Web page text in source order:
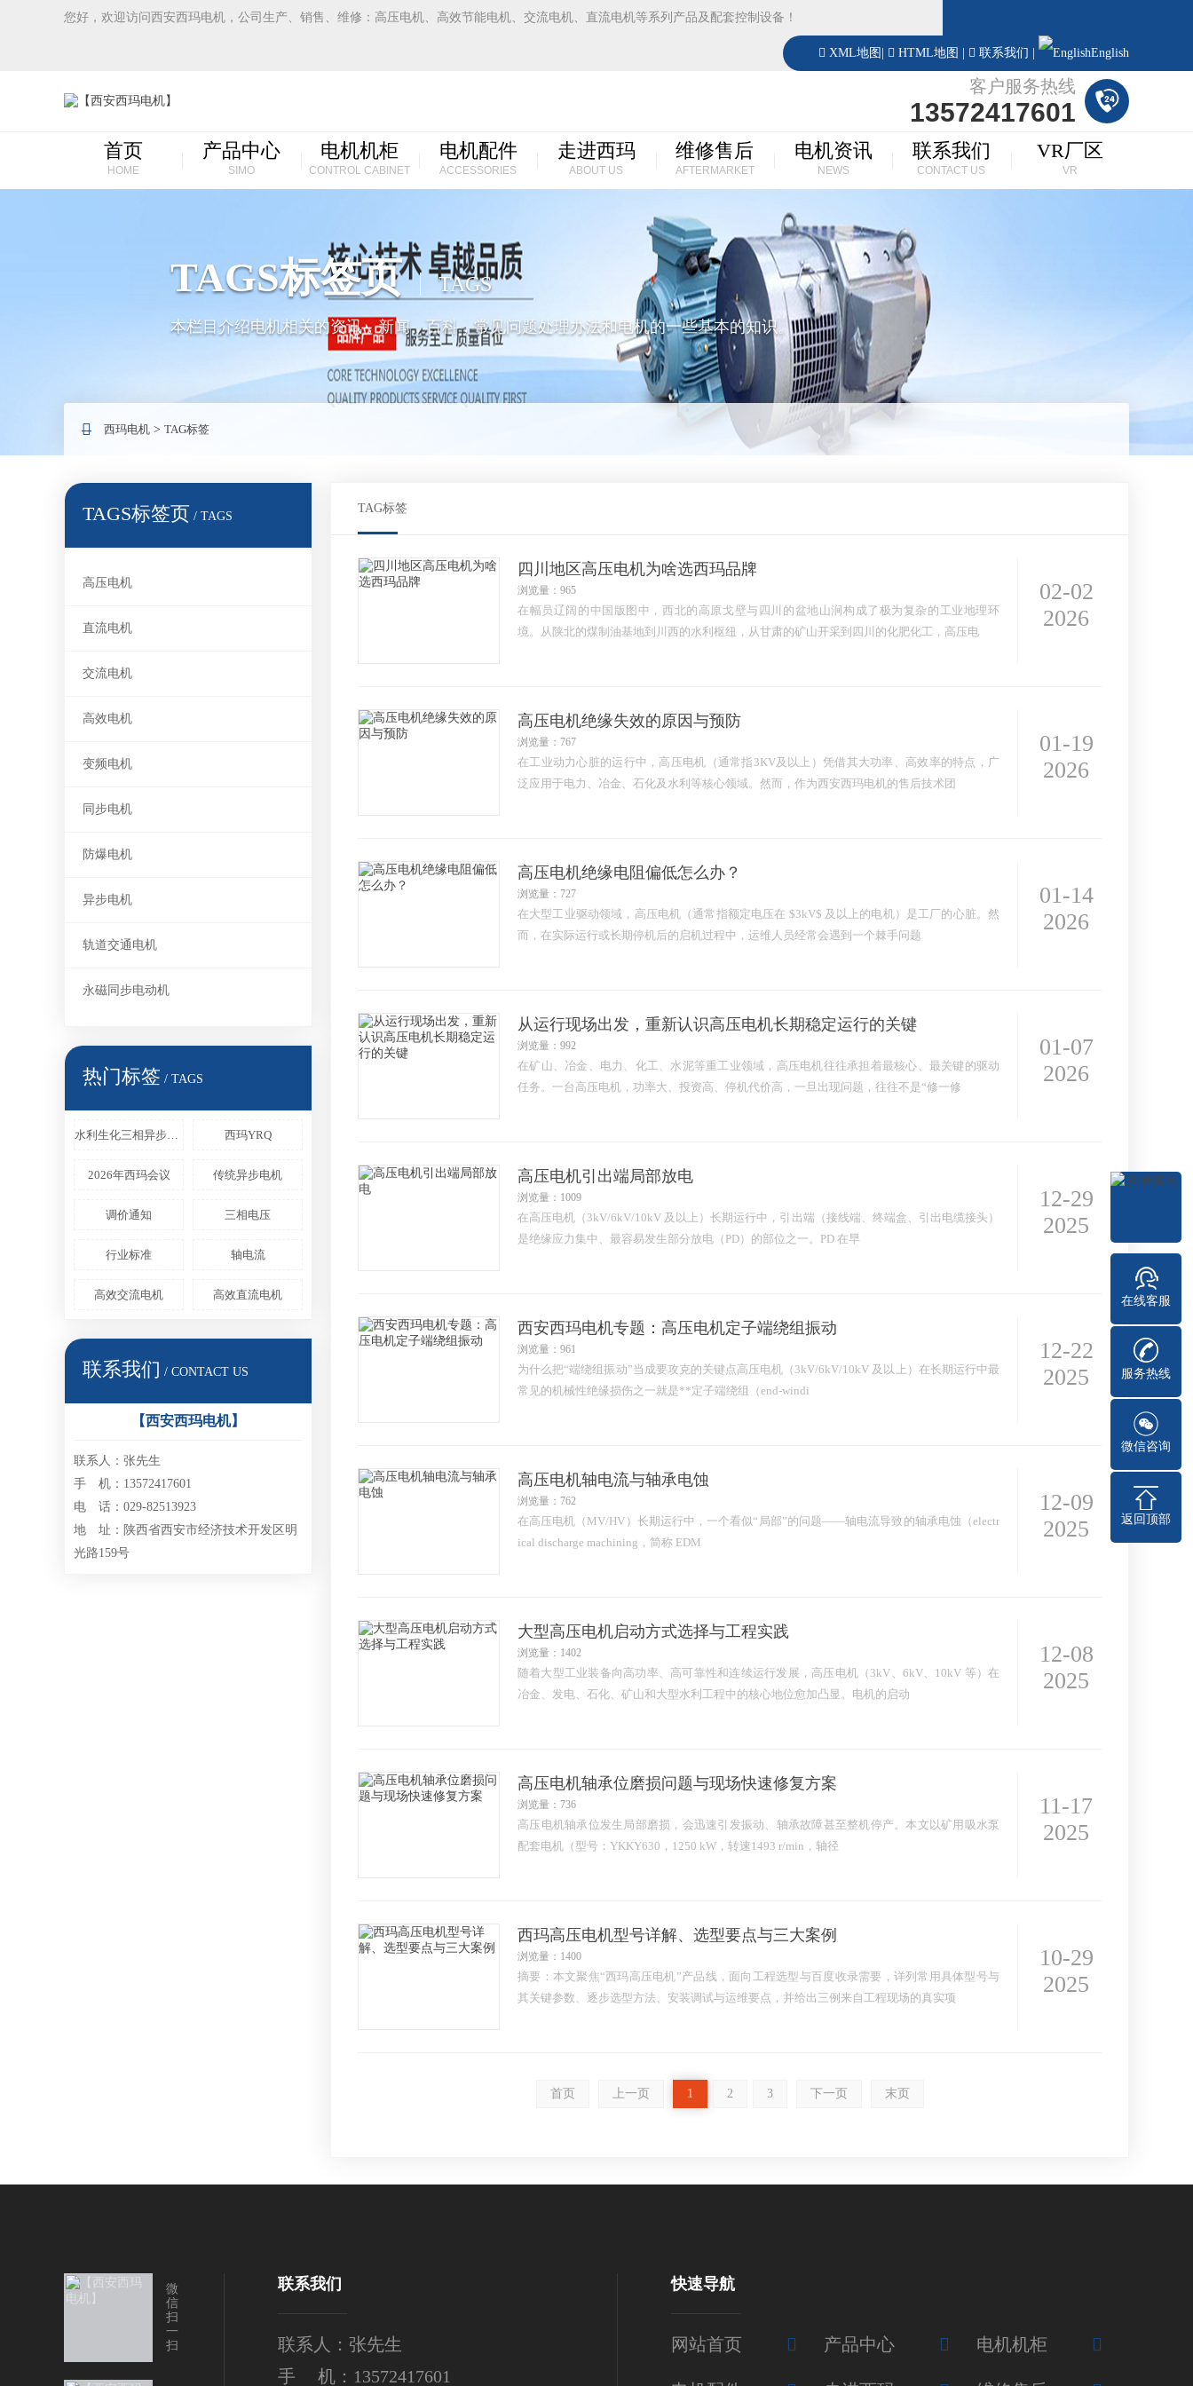
您好，欢迎访问西安西玛电机，公司生产、销售、维修：高压电机、高效节能电机、交流电机、直流电机等系列产品及配套控制设备！
XML地图 HTML地图 联系我们 English
客户服务热线
13572417601
首页
HOME
产品中心
SIMO
电机机柜
CONTROL CABINET
电机配件
ACCESSORIES
走进西玛
ABOUT US
维修售后
AFTERMARKET
电机资讯
NEWS
联系我们
CONTACT US
VR厂区
VR
TAGS标签页 TAGS
本栏目介绍电机相关的资讯，新闻，百科，常见问题处理办法和电机的一些基本的知识。
西玛电机 > TAG标签
TAGS标签页 / TAGS
高压电机
直流电机
交流电机
高效电机
变频电机
同步电机
防爆电机
异步电机
轨道交通电机
永磁同步电动机
热门标签 / TAGS
水利生化三相异步电机 西玛YRQ
2026年西玛会议 传统异步电机
调价通知 三相电压
行业标准 轴电流
高效交流电机 高效直流电机
联系我们 / CONTACT US
【西安西玛电机】
联系人：张先生
手 机：13572417601
电 话：029-82513923
地 址：陕西省西安市经济技术开发区明
光路159号
TAG标签
四川地区高压电机为啥选西玛品牌
浏览量：965
在幅员辽阔的中国版图中，西北的高原戈壁与四川的盆地山涧构成了极为复杂的工业地理环
境。从陕北的煤制油基地到川西的水利枢纽，从甘肃的矿山开采到四川的化肥化工，高压电
02-02
2026
高压电机绝缘失效的原因与预防
浏览量：767
在工业动力心脏的运行中，高压电机（通常指3KV及以上）凭借其大功率、高效率的特点，广
泛应用于电力、冶金、石化及水利等核心领域。然而，作为西安西玛电机的售后技术团
01-19
2026
高压电机绝缘电阻偏低怎么办？
浏览量：727
在大型工业驱动领域，高压电机（通常指额定电压在 $3kV$ 及以上的电机）是工厂的心脏。然
而，在实际运行或长期停机后的启机过程中，运维人员经常会遇到一个棘手问题
01-14
2026
从运行现场出发，重新认识高压电机长期稳定运行的关键
浏览量：992
在矿山、冶金、电力、化工、水泥等重工业领域，高压电机往往承担着最核心、最关键的驱动
任务。一台高压电机，功率大、投资高、停机代价高，一旦出现问题，往往不是“修一修
01-07
2026
高压电机引出端局部放电
浏览量：1009
在高压电机（3kV/6kV/10kV 及以上）长期运行中，引出端（接线端、终端盒、引出电缆接头）
是绝缘应力集中、最容易发生部分放电（PD）的部位之一。PD 在早
12-29
2025
西安西玛电机专题：高压电机定子端绕组振动
浏览量：961
为什么把“端绕组振动”当成要攻克的关键点高压电机（3kV/6kV/10kV 及以上）在长期运行中最
常见的机械性绝缘损伤之一就是**定子端绕组（end-windi
12-22
2025
高压电机轴电流与轴承电蚀
浏览量：762
在高压电机（MV/HV）长期运行中，一个看似“局部”的问题——轴电流导致的轴承电蚀（electr
ical discharge machining，简称 EDM
12-09
2025
大型高压电机启动方式选择与工程实践
浏览量：1402
随着大型工业装备向高功率、高可靠性和连续运行发展，高压电机（3kV、6kV、10kV 等）在
冶金、发电、石化、矿山和大型水利工程中的核心地位愈加凸显。电机的启动
12-08
2025
高压电机轴承位磨损问题与现场快速修复方案
浏览量：736
高压电机轴承位发生局部磨损，会迅速引发振动、轴承故障甚至整机停产。本文以矿用吸水泵
配套电机（型号：YKKY630，1250 kW，转速1493 r/min，轴径
11-17
2025
西玛高压电机型号详解、选型要点与三大案例
浏览量：1400
摘要：本文聚焦“西玛高压电机”产品线，面向工程选型与百度收录需要，详列常用具体型号与
其关键参数、逐步选型方法、安装调试与运维要点，并给出三例来自工程现场的真实项
10-29
2025
首页 上一页 1 2 3 下一页 末页
微
信
扫
一
扫
联系我们
联系人：张先生
手 机：13572417601
快速导航
网站首页 产品中心 电机机柜
在线客服
服务热线
微信咨询
返回顶部